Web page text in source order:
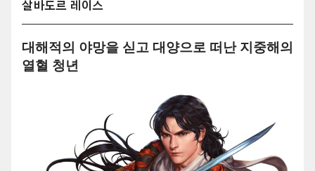
살바도르 레이스
대해적의 야망을 싣고 대양으로 떠난 지중해의
열혈 청년